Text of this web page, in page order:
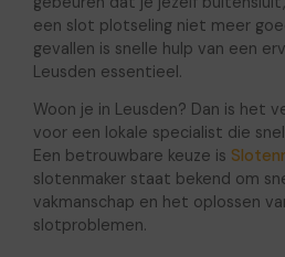
een slot plotseling niet meer
gevallen is snelle hulp van een
Leusden essentieel.
Woon je in Leusden? Dan is het
voor een lokale specialist die
Een betrouwbare keuze is
slotenmaker staat bekend om
vakmanschap en het oplossen
slotproblemen.